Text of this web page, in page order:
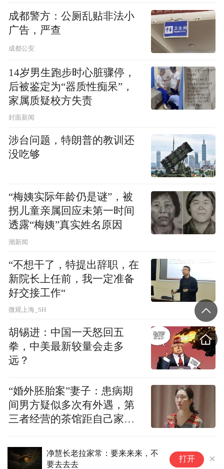
管理。
他衣不过三，行不逾矩：终身仅备三套僧
即使独处深山，也视同面对十方诸佛，言行
举止丝毫不苟。
单”（不躺着睡），以坐禅、经行（步行禅
修）为日常修心，每日睡眠时间不超过两小
过午不食，节欲简食：严守 “午食制”，每日
仅于午前进食一餐，常以野菜、粗粮为食，
拒绝一切贪图口腹之欲的行为。
传说，道宣律师在终南山修行时，因持戒精
严感得天人护法，每日定时送饭供养。一
日，道宣律师见供食中有鲜美的豆腐，便问
天人：“山野之中何来此物？” 天人答：“此乃
山下村民为祈福所制，特为尊者送来。” 道宣
律师立刻拒食：“此非贫道应得之物，施主若
有善念，当惠及众生，而非专供一人。”遂令
天人将食物转施给山下贫苦百姓。他终生以
这种 “不贪一粒米” 的精神自我管理。
成都警方：公厕乱贴非法小
广告，严查
成都公安
14岁男生跑步时心脏骤停，
后被鉴定为“器质性痴呆”，
家属质疑校方失责
封面新闻
涉台问题，特朗普的教训还
没吃够
“梅姨实际年龄仍是谜”，被
拐儿童亲属回应未第一时间
透露“梅姨”真实姓名原因
潮新闻
“不想干了，特提出辞职，在
新院长上任前，我一定准备
好交接工作“
微观上海_SH
胡锡进：中国一天怒回五
拳，中美最新较量会走多
远？
“婚外胚胎案”妻子：患病期
间男方疑似多次有外遇，第
三者经营的茶馆距自己家步
净慧长老拉家常：要来来来，不
要去去去
打开